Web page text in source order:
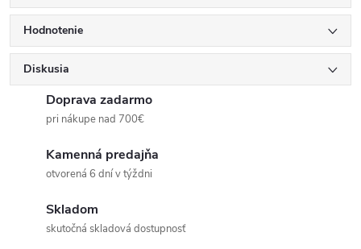
Hodnotenie
Diskusia
Doprava zadarmo
pri nákupe nad 700€
Kamenná predajňa
otvorená 6 dní v týždni
Skladom
skutočná skladová dostupnosť